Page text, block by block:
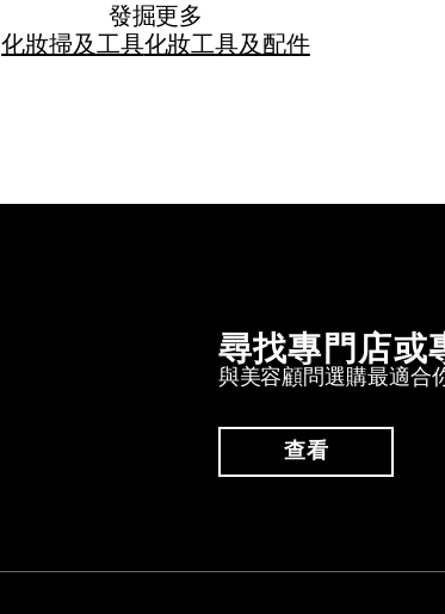
發掘更多
化妝掃及工具化妝工具及配件
尋找專門店或
與美容顧問選購最適合
查看